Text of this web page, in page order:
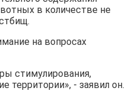
в количестве не
на вопросах
стимулирования,
территории», - заявил он.